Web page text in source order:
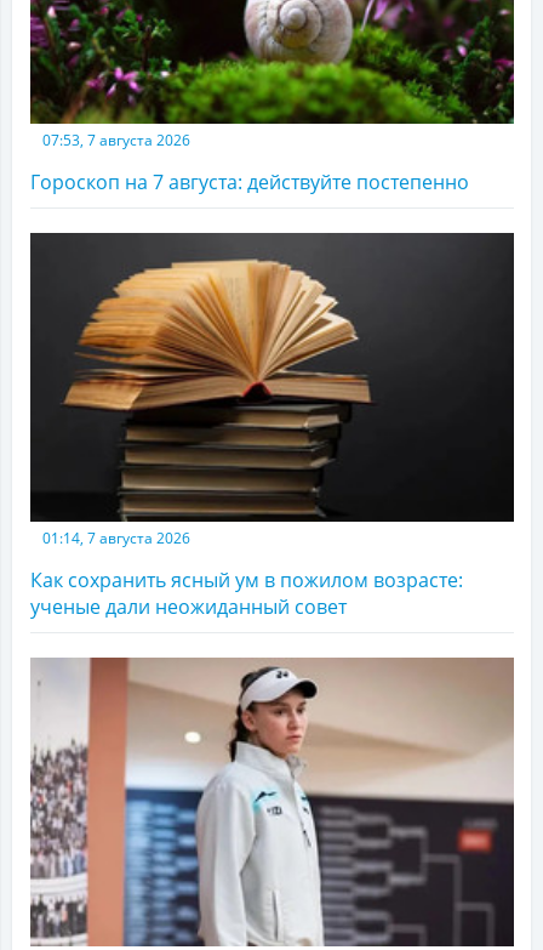
07:53, 7 августа 2026
Гороскоп на 7 августа: действуйте постепенно
01:14, 7 августа 2026
Как сохранить ясный ум в пожилом возрасте:
ученые дали неожиданный совет